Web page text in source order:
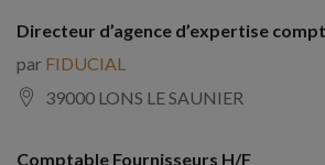
Directeur d’agence d’expertise
par FIDUCIAL
39000 LONS LE SAUNIER
Comptable Fournisseurs H/F